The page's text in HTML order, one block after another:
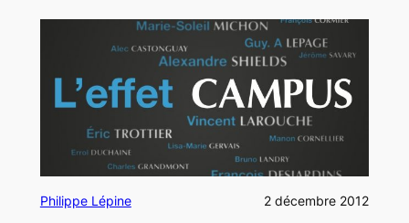
Philippe Lépine 2 décembre 2012